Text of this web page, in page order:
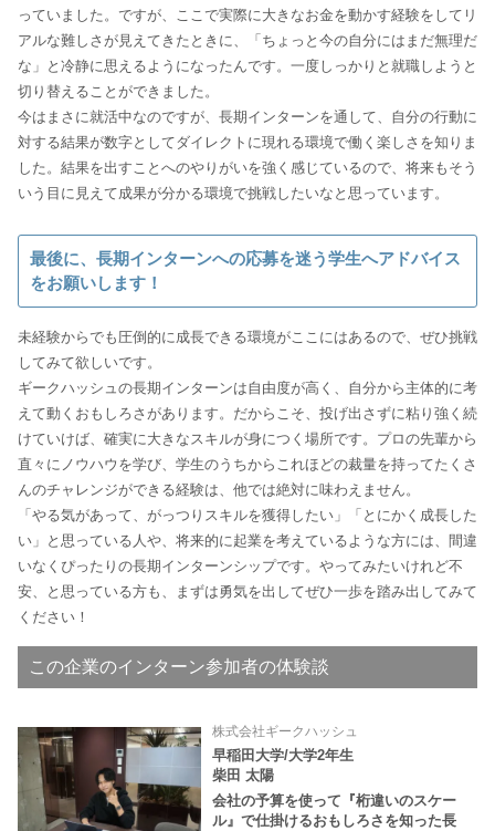
っていました。ですが、ここで実際に大きなお金を動かす経験をしてリ
アルな難しさが見えてきたときに、「ちょっと今の自分にはまだ無理だ
な」と冷静に思えるようになったんです。一度しっかりと就職しようと
切り替えることができました。
今はまさに就活中なのですが、長期インターンを通して、自分の行動に
対する結果が数字としてダイレクトに現れる環境で働く楽しさを知りま
した。結果を出すことへのやりがいを強く感じているので、将来もそう
いう目に見えて成果が分かる環境で挑戦したいなと思っています。
最後に、長期インターンへの応募を迷う学生へアドバイス
をお願いします！
未経験からでも圧倒的に成長できる環境がここにはあるので、ぜひ挑戦
してみて欲しいです。
ギークハッシュの長期インターンは自由度が高く、自分から主体的に考
えて動くおもしろさがあります。だからこそ、投げ出さずに粘り強く続
けていけば、確実に大きなスキルが身につく場所です。プロの先輩から
直々にノウハウを学び、学生のうちからこれほどの裁量を持ってたくさ
んのチャレンジができる経験は、他では絶対に味わえません。
「やる気があって、がっつりスキルを獲得したい」「とにかく成長した
い」と思っている人や、将来的に起業を考えているような方には、間違
いなくぴったりの長期インターンシップです。やってみたいけれど不
安、と思っている方も、まずは勇気を出してぜひ一歩を踏み出してみて
ください！
この企業のインターン参加者の体験談
株式会社ギークハッシュ
早稲田大学/大学2年生
柴田 太陽
会社の予算を使って『桁違いのスケー
ル』で仕掛けるおもしろさを知った長